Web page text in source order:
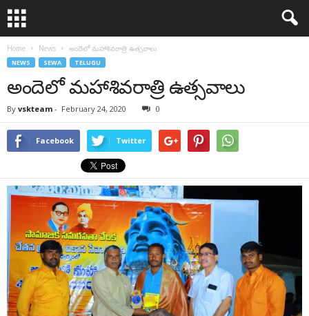
Home News అందెలో మహాశివరాత్రి ఉత్సవాలు
NEWS SEWA TELUGU
అందెలో మహాశివరాత్రి ఉత్సవాలు
By vskteam - February 24, 2020 0
Facebook Twitter